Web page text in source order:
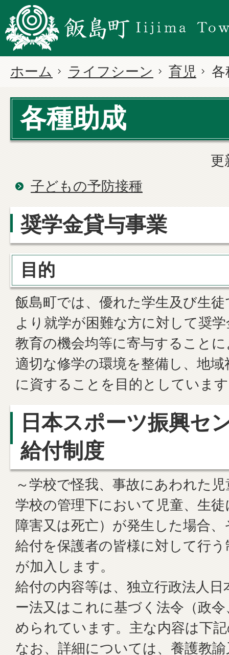
ホーム ライフシーン 育児
各種助成
更
子どもの予防接種
奨学金貸与事業
目的
飯島町では、優れた学生及び生
より就学が困難な方に対して奨
教育の機会均等に寄与すること
適切な修学の環境を整備し、地
に資することを目的としていま
日本スポーツ振興セ
給付制度
～学校で怪我、事故にあわれた
学校の管理下において児童、生
障害又は死亡）が発生した場合
給付を保護者の皆様に対して行
が加入します。
給付の内容等は、独立行政法人
ー法又はこれに基づく法令（政
められています。主な内容は下
なお、詳細については、養護教